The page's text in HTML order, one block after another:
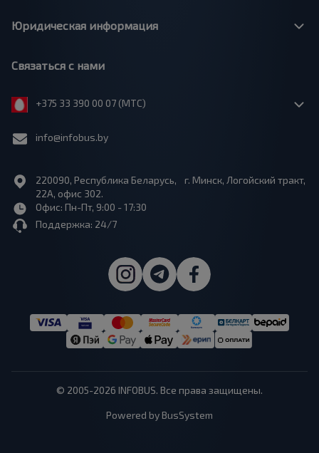
Юридическая информация
Связаться с нами
+375 33 390 00 07 (МТС)
info@infobus.by
220090, Республика Беларусь, г. Минск, Логойский тракт,
22А, офис 302.
Офис: Пн-Пт, 9:00 - 17:30
Поддержка: 24/7
© 2005-2026 INFOBUS. Все права защищены.
Powered by BusSystem